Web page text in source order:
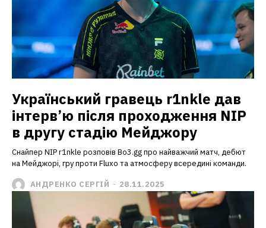
Український гравець r1nkle дав
інтерв’ю після проходження NIP
в другу стадію Мейджору
Снайпер NIP r1nkle розповів Bo3.gg про найважчий матч, дебют
на Мейджорі, гру проти Fluxo та атмосферу всередині команди.
АНДРЕНКО СЕРГІЙ - 28.11.2025